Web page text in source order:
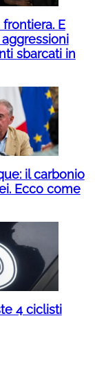
E
sbarcati in
il carbonio
Ecco come
4 ciclisti